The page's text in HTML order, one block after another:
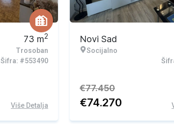
73 m2
Trosoban
Šifra: #553490
Više Detalja
Ekskluzivna ponuda
Novi Sad
Socijalno
€77.450
€74.270